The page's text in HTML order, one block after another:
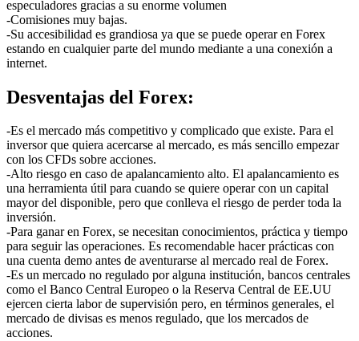
especuladores gracias a su enorme volumen
-Comisiones muy bajas.
-Su accesibilidad es grandiosa ya que se puede operar en Forex
estando en cualquier parte del mundo mediante a una conexión a
internet.
Desventajas del Forex:
-Es el mercado más competitivo y complicado que existe. Para el
inversor que quiera acercarse al mercado, es más sencillo empezar
con los CFDs sobre acciones.
-Alto riesgo en caso de apalancamiento alto. El apalancamiento es
una herramienta útil para cuando se quiere operar con un capital
mayor del disponible, pero que conlleva el riesgo de perder toda la
inversión.
-Para ganar en Forex, se necesitan conocimientos, práctica y tiempo
para seguir las operaciones. Es recomendable hacer prácticas con
una cuenta demo antes de aventurarse al mercado real de Forex.
-Es un mercado no regulado por alguna institución, bancos centrales
como el Banco Central Europeo o la Reserva Central de EE.UU
ejercen cierta labor de supervisión pero, en términos generales, el
mercado de divisas es menos regulado, que los mercados de
acciones.